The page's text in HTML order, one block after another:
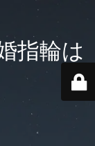
指輪は